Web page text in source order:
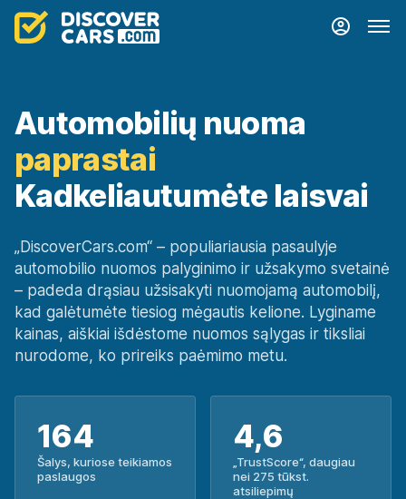
Automobilių nuoma
paprastai
Kadkeliautumėte laisvai
„DiscoverCars.com“ – populiariausia pasaulyje
automobilio nuomos palyginimo ir užsakymo svetainė
– padeda drąsiau užsisakyti nuomojamą automobilį,
kad galėtumėte tiesiog mėgautis kelione. Lyginame
kainas, aiškiai išdėstome nuomos sąlygas ir tiksliai
nurodome, ko prireiks paėmimo metu.
164
Šalys, kuriose teikiamos
paslaugos
4,6
„TrustScore“, daugiau
nei 275 tūkst.
atsiliepimų